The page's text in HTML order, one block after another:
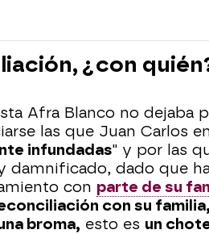
¿con
Afra Blanco no dejaba
las que Juan Carlos
infundadas" y por las
damnificado, dado que
con parte de su
con su
broma, esto es un